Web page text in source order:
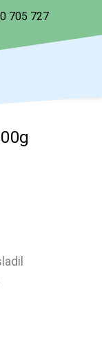
705 727